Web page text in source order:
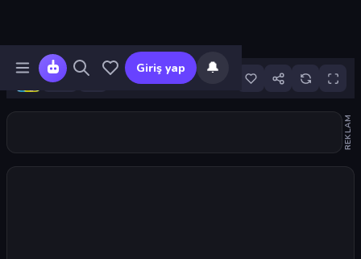
Giriş yap 🔔
2
REKLAM